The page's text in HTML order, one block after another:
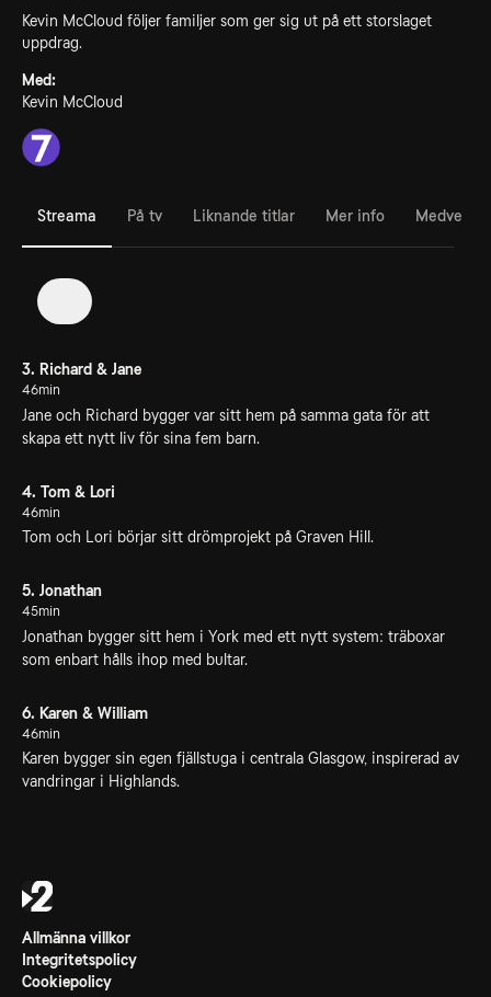
Kevin McCloud följer familjer som ger sig ut på ett storslaget
uppdrag.
Med:
Kevin McCloud
Streama På tv Liknande titlar Mer info
3. Richard & Jane
46min
Jane och Richard bygger var sitt hem på samma gata för att
skapa ett nytt liv för sina fem barn.
4. Tom & Lori
46min
Tom och Lori börjar sitt drömprojekt på Graven Hill.
5. Jonathan
45min
Jonathan bygger sitt hem i York med ett nytt system: träboxar
som enbart hålls ihop med bultar.
6. Karen & William
46min
Karen bygger sin egen fjällstuga i centrala Glasgow, inspirerad av
vandringar i Highlands.
Allmänna villkor
Integritetspolicy
Cookiepolicy